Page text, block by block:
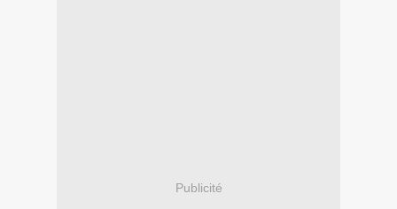
Publicité